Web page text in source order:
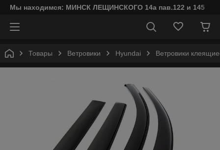
Мы находимся: МИНСК ЛЕЩИНСКОГО 14а пав.122 и 145
Товары Ветровики Hyundai Ветровики